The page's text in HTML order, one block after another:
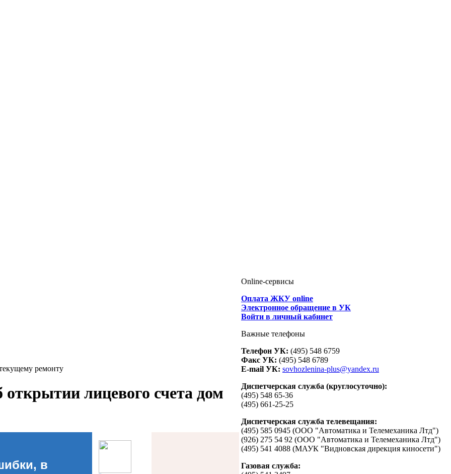
ремонту
открытии лицевого счета дом
в
Online-сервисы
Оплата ЖКУ online
Электронное обращение в УК
Войти в личный кабинет
Важные телефоны
Телефон УК: (495) 548 6759
Факс УК: (495) 548 6789
E-mail УК: sovhozlenina-plus@yandex.ru
Диспетчерская служба (круглосуточно):
(495) 548 65-36
(495) 661-25-25
Диспетчерская служба телевещания:
(495) 585 0945 (ООО "Автоматика и Телемеханика Лтд")
(926) 275 54 92 (ООО "Автоматика и Телемеханика Лтд")
(495) 541 4088 (МАУК "Видновская дирекция киносети")
Газовая служба: